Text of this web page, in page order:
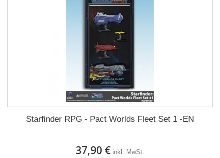
Starfinder RPG - Pact Worlds Fleet Set 1 -EN
37,90 € inkl. MwSt.